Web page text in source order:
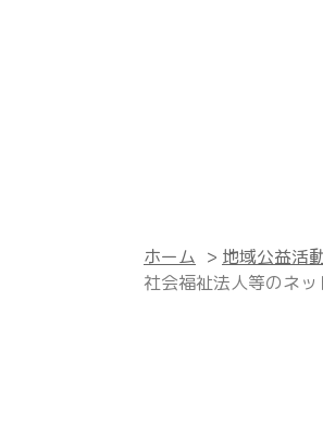
ホーム > 地域公益活
社会福祉法人等のネッ